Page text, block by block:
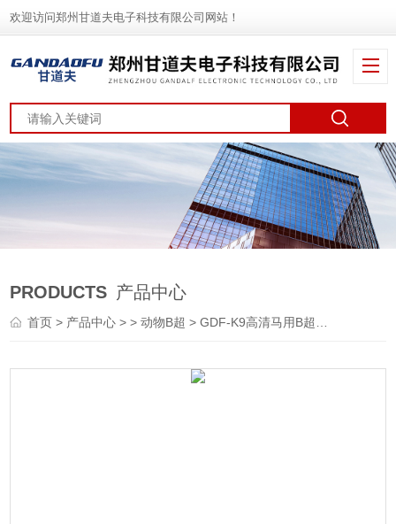
欢迎访问郑州甘道夫电子科技有限公司网站！
PRODUCTS 产品中心
首页> 产品中心 > >动物B超 > GDF-K9高清马用B超驴用B超测孕仪